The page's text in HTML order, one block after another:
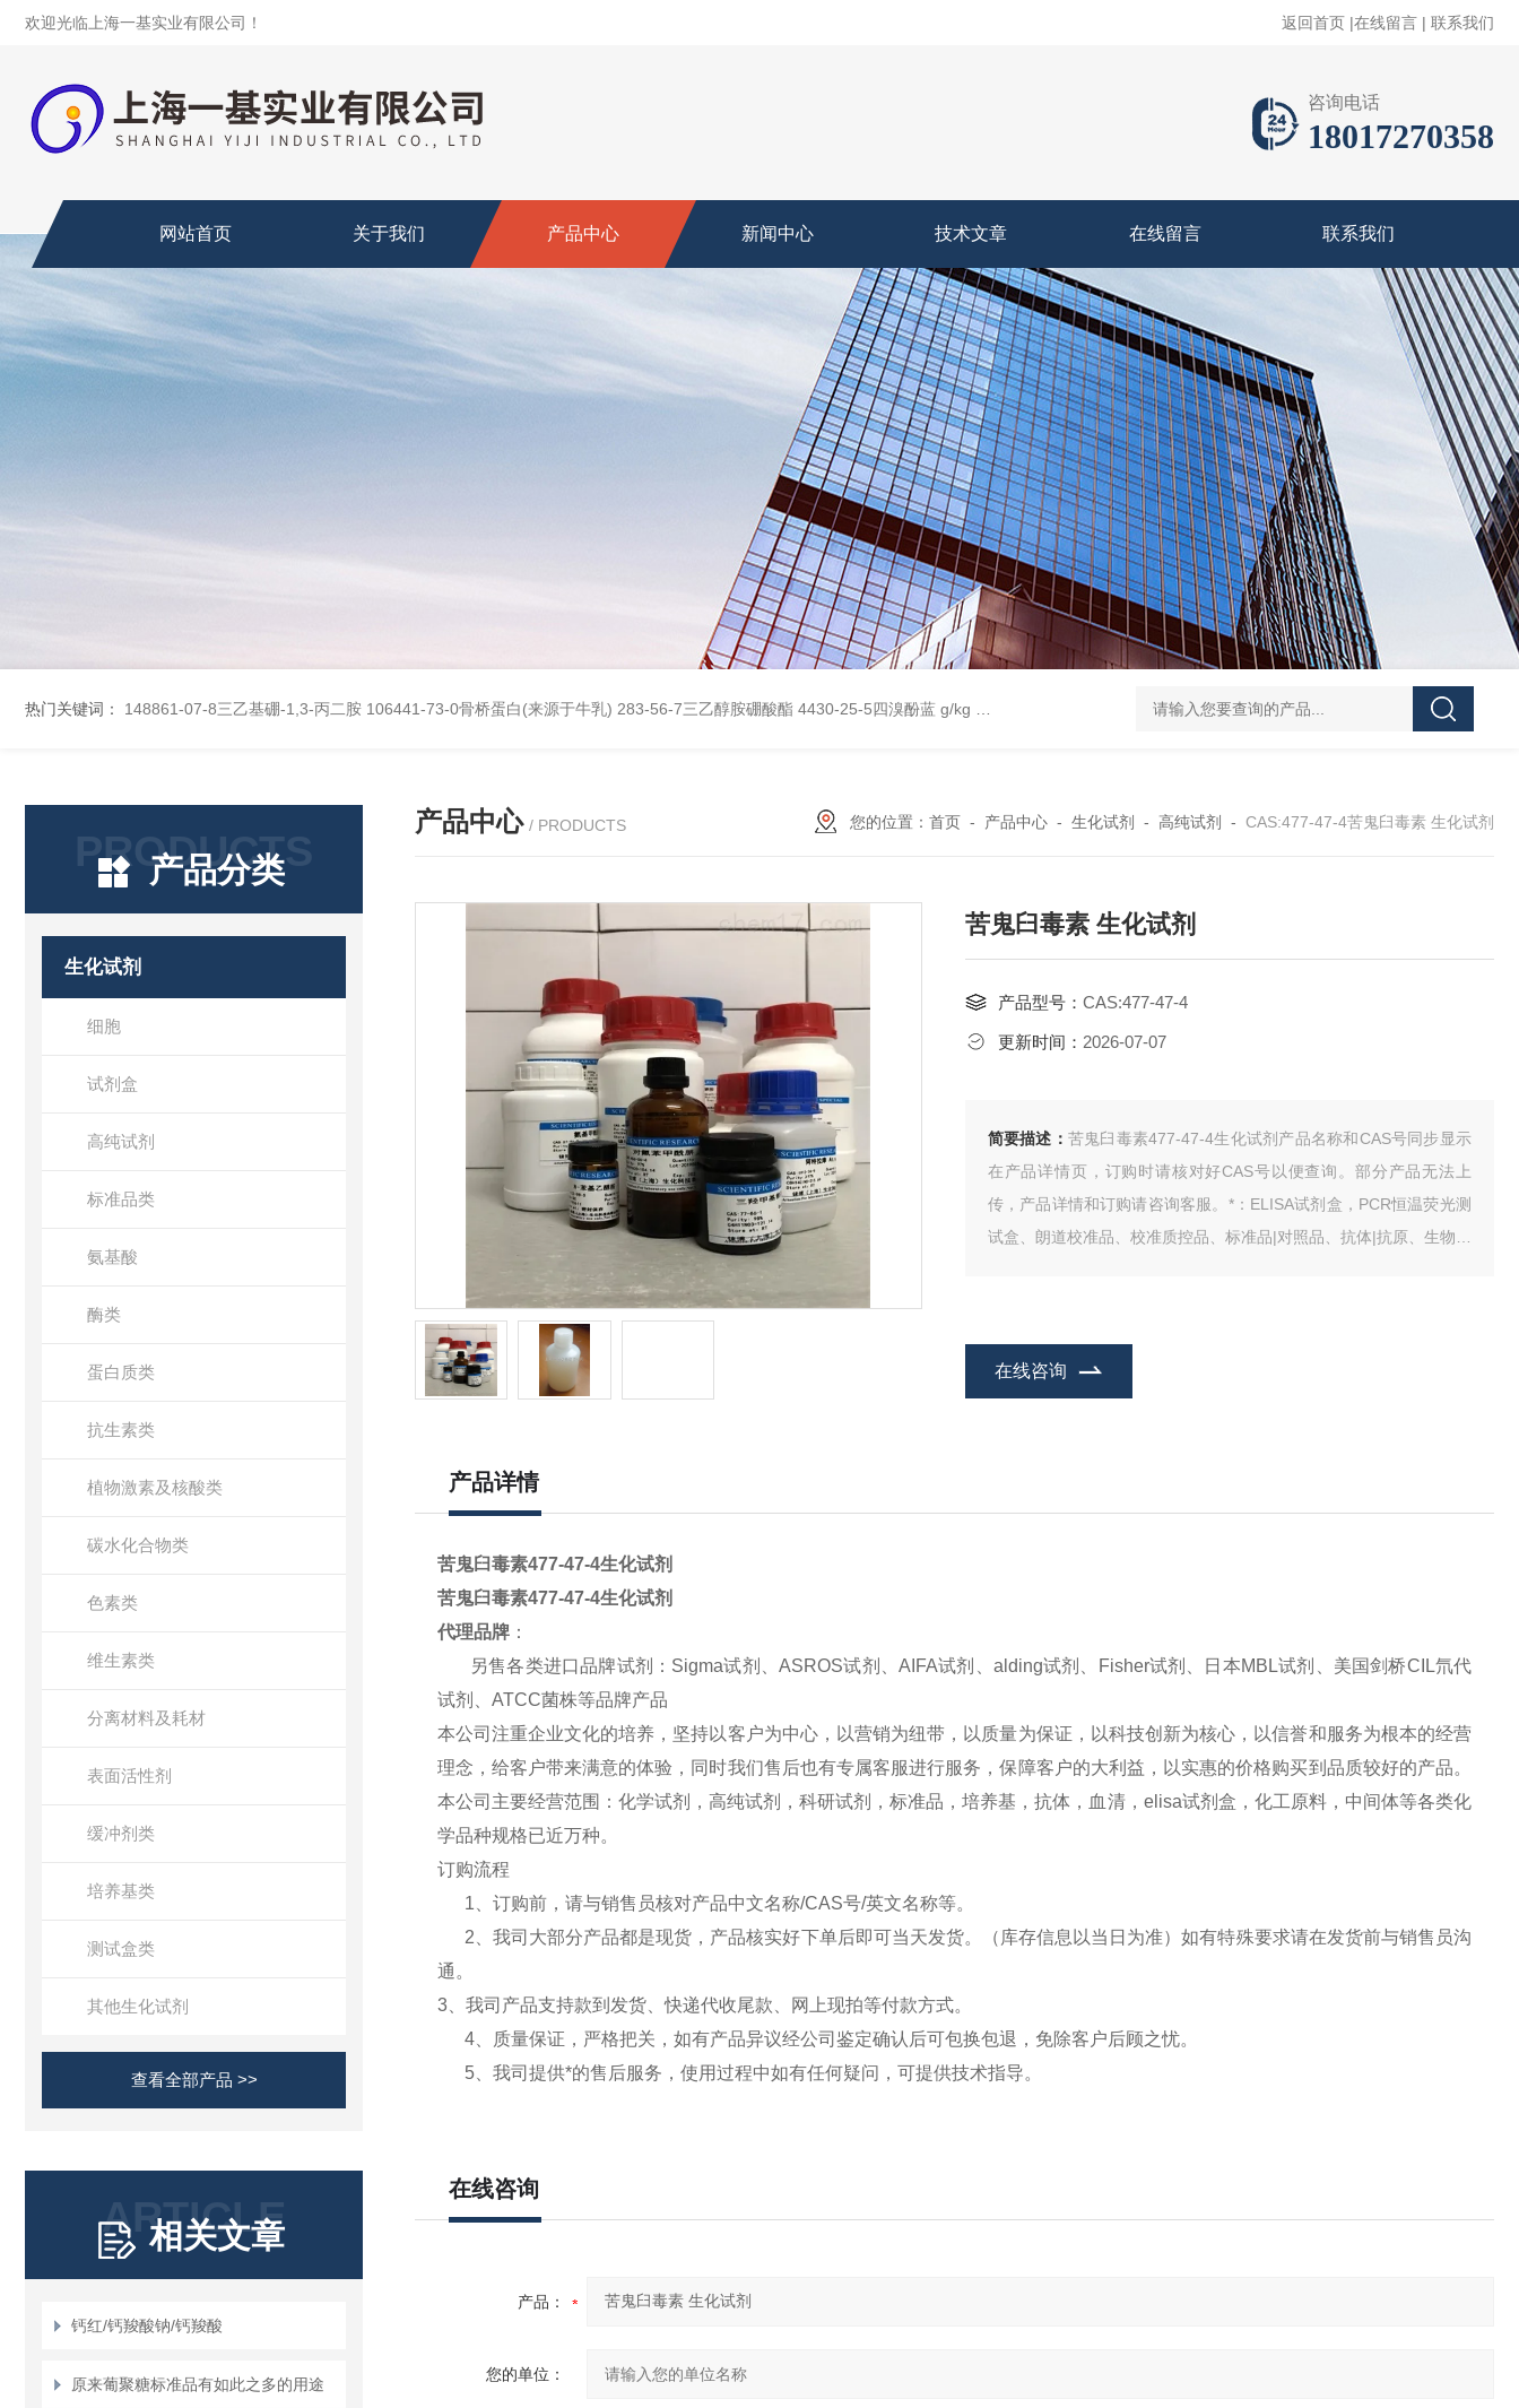
欢迎光临上海一基实业有限公司！ 返回首页 |在线留言 | 联系我们
咨询电话
18017270358
网站首页 关于我们 产品中心 新闻中心 技术文章 在线留言 联系我们
热门关键词： 148861-07-8三乙基硼-1,3-丙二胺 106441-73-0骨桥蛋白(来源于牛乳) 283-56-7三乙醇胺硼酸酯 4430-25-5四溴酚蓝 g/kg 81-08-32-磺基苯甲酸酐 4441-12-7三(4-吗啉基)氧化膦
PRODUCTS
产品分类
生化试剂
细胞
试剂盒
高纯试剂
标准品类
氨基酸
酶类
蛋白质类
抗生素类
植物激素及核酸类
碳水化合物类
色素类
维生素类
分离材料及耗材
表面活性剂
缓冲剂类
培养基类
测试盒类
其他生化试剂
查看全部产品 >>
ARTICLE
相关文章
钙红/钙羧酸钠/钙羧酸
原来葡聚糖标准品有如此之多的用途
产品中心 / PRODUCTS 您的位置： 首页 - 产品中心 - 生化试剂 - 高纯试剂 - CAS:477-47-4苦鬼臼毒素 生化试剂
苦鬼臼毒素 生化试剂
产品型号： CAS:477-47-4
更新时间： 2026-07-07
简要描述： 苦鬼臼毒素477-47-4生化试剂产品名称和CAS号同步显示
在产品详情页，订购时请核对好CAS号以便查询。部分产品无法上
传，产品详情和订购请咨询客服。*：ELISA试剂盒，PCR恒温荧光测
试盒、朗道校准品、校准质控品、标准品|对照品、抗体|抗原、生物试
在线咨询
产品详情
苦鬼臼毒素477-47-4生化试剂
苦鬼臼毒素477-47-4生化试剂
代理品牌：
另售各类进口品牌试剂：Sigma试剂、ASROS试剂、AIFA试剂、alding试剂、Fisher试剂、日本MBL试剂、美国剑桥CIL氘代
试剂、ATCC菌株等品牌产品
本公司注重企业文化的培养，坚持以客户为中心，以营销为纽带，以质量为保证，以科技创新为核心，以信誉和服务为根本的经营
理念，给客户带来满意的体验，同时我们售后也有专属客服进行服务，保障客户的大利益，以实惠的价格购买到品质较好的产品。
本公司主要经营范围：化学试剂，高纯试剂，科研试剂，标准品，培养基，抗体，血清，elisa试剂盒，化工原料，中间体等各类化
学品种规格已近万种。
订购流程
1、订购前，请与销售员核对产品中文名称/CAS号/英文名称等。
2、我司大部分产品都是现货，产品核实好下单后即可当天发货。（库存信息以当日为准）如有特殊要求请在发货前与销售员沟
通 。
3、我司产品支持款到发货、快递代收尾款、网上现拍等付款方式。
4、质量保证，严格把关，如有产品异议经公司鉴定确认后可包换包退，免除客户后顾之忧。
5、我司提供*的售后服务，使用过程中如有任何疑问，可提供技术指导。
在线咨询
产品：
您的单位：